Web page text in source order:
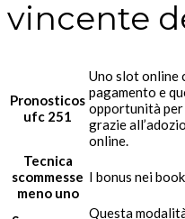
vincente
Pronosticos
ufc 251
Uno slot online
pagamento e
opportunità
grazie
online.
Tecnica
scommesse
meno uno
I bonus nei
Questa